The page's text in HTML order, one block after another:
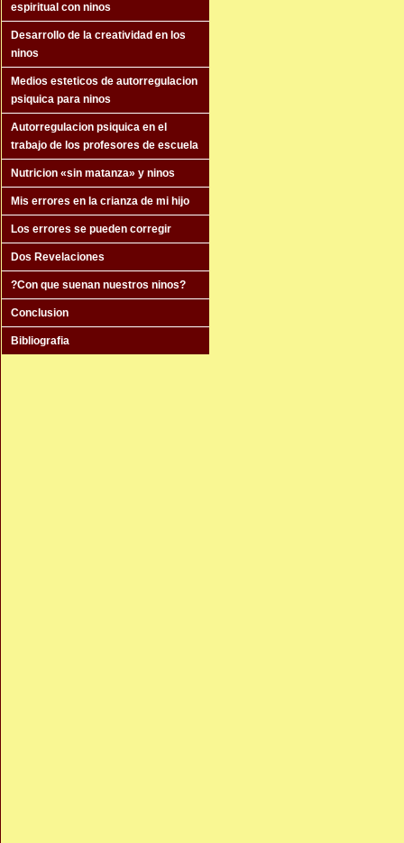
espiritual con ninos
Desarrollo de la creatividad en los
ninos
Medios esteticos de autorregulacion
psiquica para ninos
Autorregulacion psiquica en el
trabajo de los profesores de escuela
Nutricion «sin matanza» y ninos
Mis errores en la crianza de mi hijo
Los errores se pueden corregir
Dos Revelaciones
?Con que suenan nuestros ninos?
Conclusion
Bibliografia